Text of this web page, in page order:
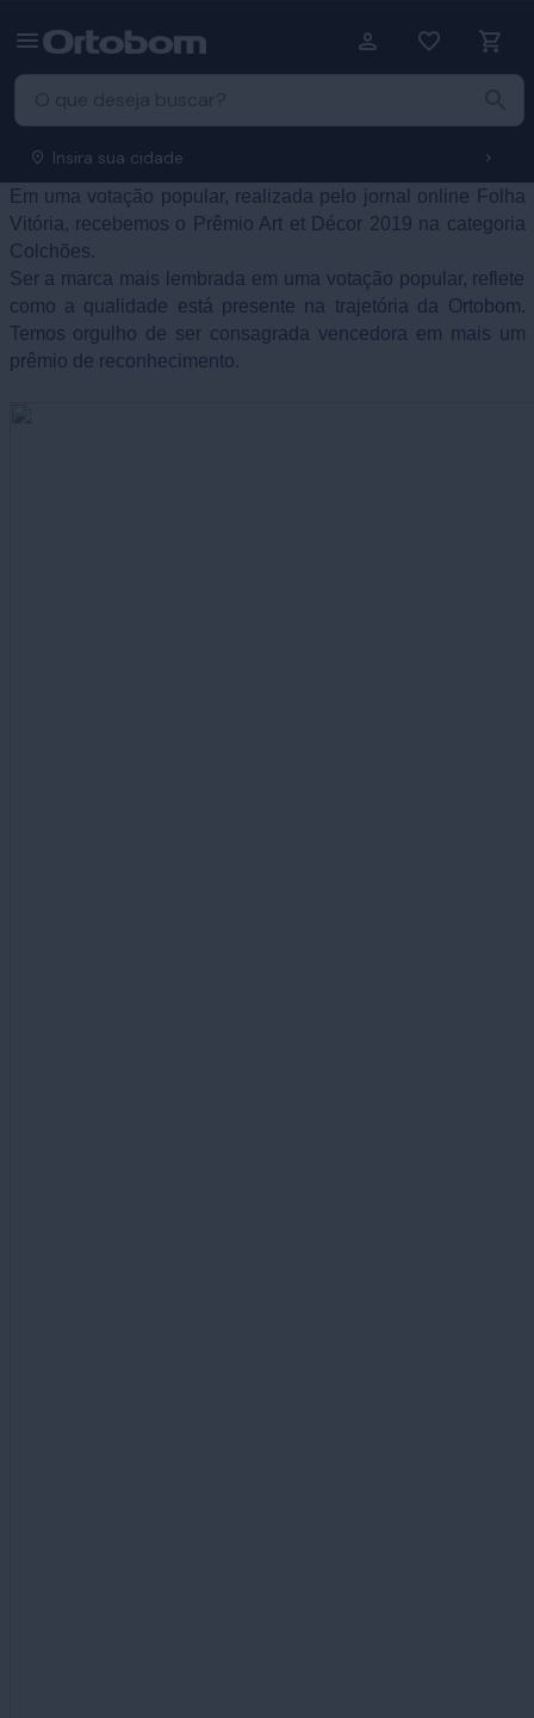
Insira sua cidade
Em uma votação popular, realizada pelo jornal online Folha
Vitória, recebemos o Prêmio Art et Décor 2019 na categoria
Colchões.
Ser a marca mais lembrada em uma votação popular, reflete
como a qualidade está presente na trajetória da Ortobom.
Temos orgulho de ser consagrada vencedora em mais um
prêmio de reconhecimento.